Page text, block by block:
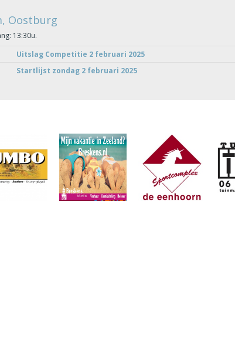
Oostburg
13:30u.
Uitslag Competitie 2 februari 2025
Startlijst zondag 2 februari 2025